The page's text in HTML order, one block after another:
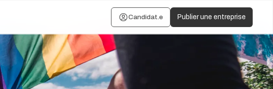
Candidat.e Publier une entreprise